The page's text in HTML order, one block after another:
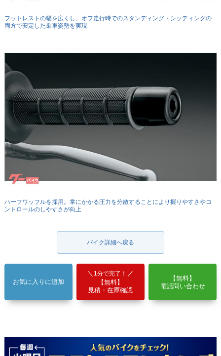
フットレストの幅を広くし、オフ走行時でのスタンディング・シッティングの
両方で安定した乗車姿勢を実現
ハーフワッフルを採用。掌にかかる圧力を分散することにより握りやすさやコ
ントロールのしやすさが向上
バイク詳細へ戻る
お気に入りに追加
1分で完了！
【無料】
見積・在庫確認
【無料】
電話問い合わせ